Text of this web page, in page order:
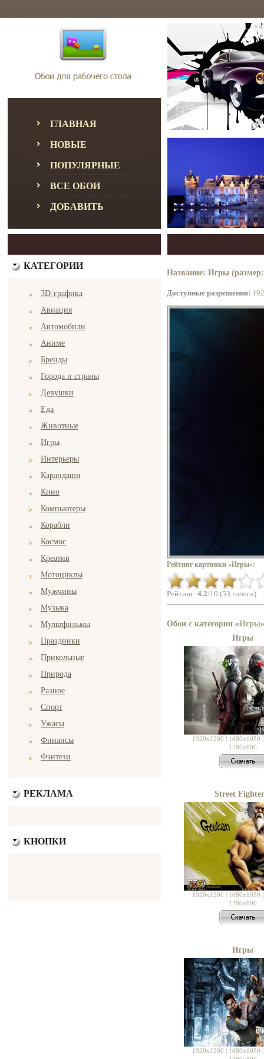
ГЛАВНАЯ
НОВЫЕ
ПОПУЛЯРНЫЕ
ВСЕ ОБОИ
ДОБАВИТЬ
КАТЕГОРИИ
3D-графика
Авиация
Автомобили
Аниме
Бренды
Города и страны
Девушки
Еда
Животные
Игры
Интерьеры
Карандаши
Кино
Компьютеры
Корабли
Космос
Креатив
Мотоциклы
Мужчины
Музыка
Мультфильмы
Праздники
Прикольные
Природа
Разное
Спорт
Ужасы
Финансы
Фэнтези
РЕКЛАМА
КНОПКИ
Название: Игры (размер:
Доступные разрешения:
Рейтинг картинки «Игры»:
Рейтинг: 4.2/10 (53 голоса)
Обои с категории «Игры»
Игры
1920x1200 | 1680x1050
1280x800
Street
1920x1200 | 1680x1050
1280x800
Игры
1920x1200 | 1680x1050